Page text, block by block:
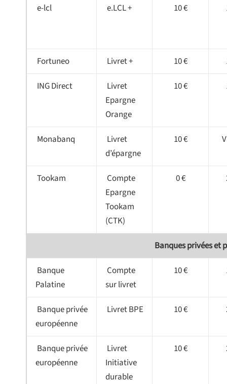
e-lcl e.LCL + 10 €
Fortuneo Livret + 10 €
ING Direct
Livret
Epargne
Orange
10 €
Monabanq
Livret
d’épargne
10 €
Tookam
Compte
Epargne
Tookam
(CTK)
0 €
Banques privées et
Banque
Palatine
Compte
sur livret
10 €
Banque privée
européenne
Livret BPE 10 €
Banque privée
européenne
Livret
Initiative
durable
10 €